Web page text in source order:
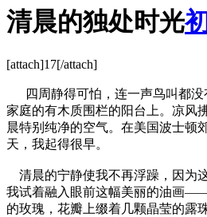
清晨的独处时光
[attach]17[/attach]
四周静得可怕，连一声鸟叫都没
家庭的有木质围栏的阳台上。凉风
晨特别纯净的空气。在美国波士顿
天，我起得很早。
清晨的宁静使我不再浮躁，因为
我试着融入眼前这幅美丽的油画
的玫瑰，花瓣上缀着几颗晶莹的露